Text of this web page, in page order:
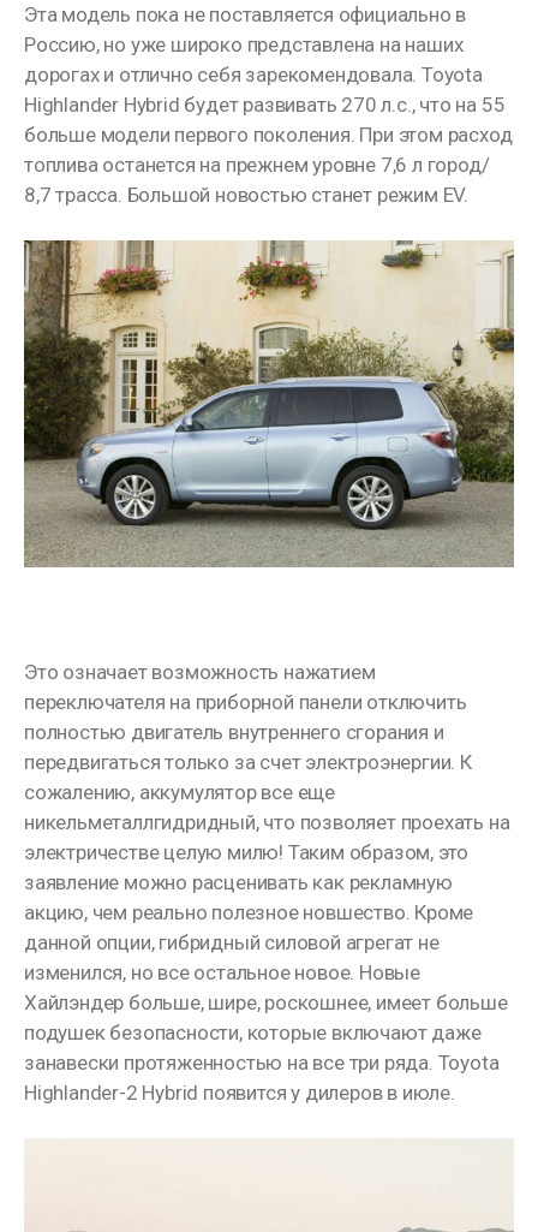
Эта модель пока не поставляется официально в
Россию, но уже широко представлена на наших
дорогах и отлично себя зарекомендовала. Toyota
Highlander Hybrid будет развивать 270 л.с., что на 55
больше модели первого поколения. При этом расход
топлива останется на прежнем уровне 7,6 л город/
8,7 трасса. Большой новостью станет режим EV.
Это означает возможность нажатием
переключателя на приборной панели отключить
полностью двигатель внутреннего сгорания и
передвигаться только за счет электроэнергии. К
сожалению, аккумулятор все еще
никельметаллгидридный, что позволяет проехать на
электричестве целую милю! Таким образом, это
заявление можно расценивать как рекламную
акцию, чем реально полезное новшество. Кроме
данной опции, гибридный силовой агрегат не
изменился, но все остальное новое. Новые
Хайлэндер больше, шире, роскошнее, имеет больше
подушек безопасности, которые включают даже
занавески протяженностью на все три ряда. Toyota
Highlander-2 Hybrid появится у дилеров в июле.